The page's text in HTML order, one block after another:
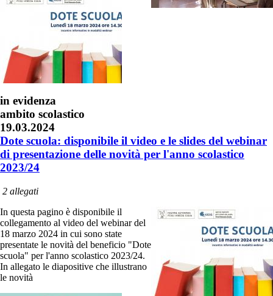
in evidenza
ambito scolastico
19.03.2024
Dote scuola: disponibile il video e le slides del webinar
di presentazione delle novità per l'anno scolastico
2023/24
2 allegati
In questa pagino è disponibile il
collegamento al video del webinar del
18 marzo 2024 in cui sono state
presentate le novità del beneficio "Dote
scuola" per l'anno scolastico 2023/24.
In allegato le diapositive che illustrano
le novità